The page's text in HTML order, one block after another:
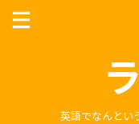
英語でなんと